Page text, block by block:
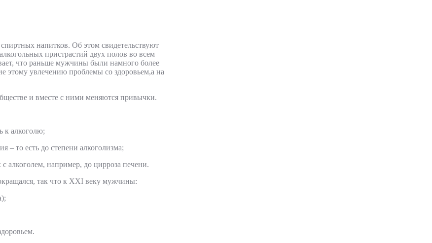
напитков. Об этом свидетельствуют
пристрастий двух полов во всем
что раньше мужчины были намного более
этому увлечению проблемы со здоровьем,а на
и вместе с ними меняются привычки.
к алкоголю;
– то есть до степени алкоголизма;
алкоголем, например, до цирроза печени.
так что к XXI веку мужчины: